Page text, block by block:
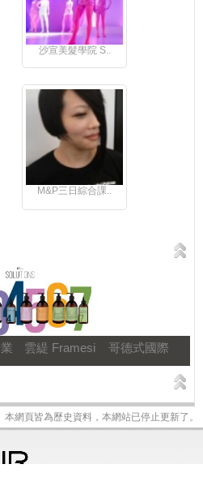
沙宣美髮學院 S..
M&P三日綜合課..
雲緹 Framesi 哥德式國際
本網頁皆為歷史資料，本網站已停止更新了。